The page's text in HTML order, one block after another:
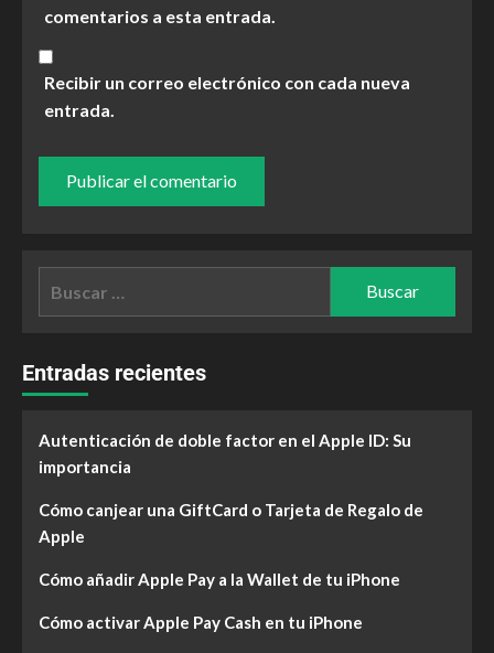
comentarios a esta entrada.
Recibir un correo electrónico con cada nueva
entrada.
Entradas recientes
Autenticación de doble factor en el Apple ID: Su
importancia
Cómo canjear una GiftCard o Tarjeta de Regalo de
Apple
Cómo añadir Apple Pay a la Wallet de tu iPhone
Cómo activar Apple Pay Cash en tu iPhone